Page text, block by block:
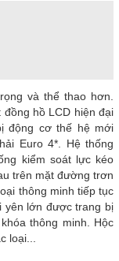
và thể thao hơn.
hồ LCD hiện đại
động cơ thế hệ mới
Euro 4*. Hệ thống
kiểm soát lực kéo
trên mặt đường trơn
thông minh tiếp tục
yên lớn được trang bị
thông minh. Hộc
loại...